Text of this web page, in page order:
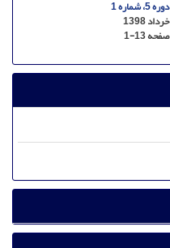
دوره 5، شماره 1
خرداد 1398
صفحه1-13